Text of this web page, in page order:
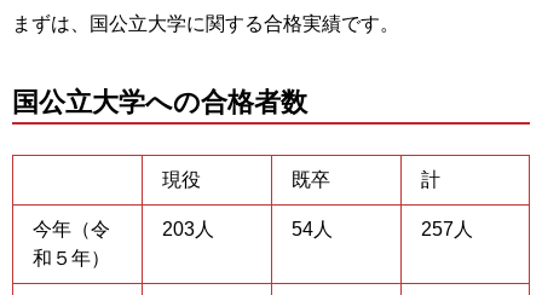
まずは、国公立大学に関する合格実績です。
国公立大学への合格者数
現役 既卒 計
今年（令
和５年）
203人 54人 257人